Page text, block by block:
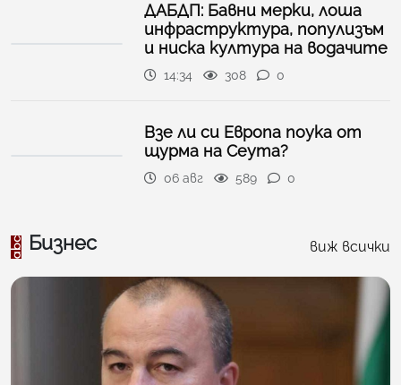
ДАБДП: Бавни мерки, лоша
инфраструктура, популизъм
и ниска култура на водачите
14:34 308 0
Взе ли си Европа поука от
щурма на Сеута?
06 авг 589 0
Бизнес виж всички